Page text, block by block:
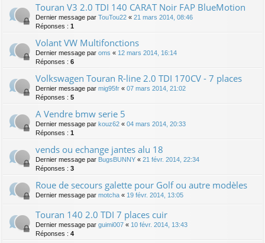
Touran V3 2.0 TDI 140 CARAT Noir FAP BlueMotion
Dernier message par TouTou22 « 21 mars 2014, 08:46
Réponses : 1
Volant VW Multifonctions
Dernier message par oms « 12 mars 2014, 16:14
Réponses : 6
Volkswagen Touran R-line 2.0 TDI 170CV - 7 places
Dernier message par mig95fr « 07 mars 2014, 21:02
Réponses : 5
A Vendre bmw serie 5
Dernier message par kouz62 « 04 mars 2014, 20:33
Réponses : 1
vends ou echange jantes alu 18
Dernier message par BugsBUNNY « 21 févr. 2014, 22:34
Réponses : 3
Roue de secours galette pour Golf ou autre modèles
Dernier message par motcha « 19 févr. 2014, 13:05
Touran 140 2.0 TDI 7 places cuir
Dernier message par guimi007 « 10 févr. 2014, 13:43
Réponses : 4